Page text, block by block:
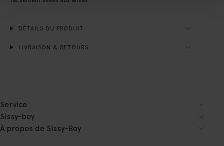
DÉTAILS DU PRODUIT
LIVRAISON & RETOURS
Service
Sissy-boy
À propos de Sissy-Boy